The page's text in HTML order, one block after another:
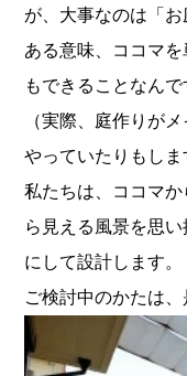
が、大事なのは「お
ある意味、ココマ
もできることなんで
（実際、庭作りが
やっていたりもしま
私たちは、ココマ
ら見える風景を思
にして設計します。
ご検討中のかたは